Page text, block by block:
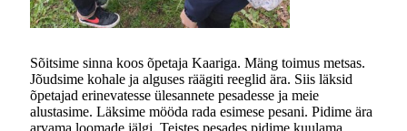
Sõitsime sinna koos õpetaja Kaariga. Mäng toimus metsas.
Jõudsime kohale ja alguses räägiti reeglid ära. Siis läksid
õpetajad erinevatesse ülesannete pesadesse ja meie
alustasime. Läksime mööda rada esimese pesani. Pidime ära